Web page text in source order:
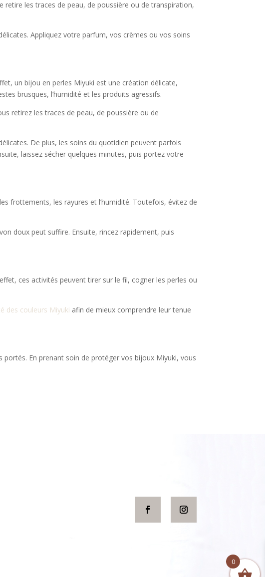
les traces de peau, de poussière ou de transpiration,
Appliquez votre parfum, vos crèmes ou vos soins
un bijou en perles Miyuki est une création délicate,
brusques, l’humidité et les produits agressifs.
retirez les traces de peau, de poussière ou de
De plus, les soins du quotidien peuvent parfois
laissez sécher quelques minutes, puis portez votre
frottements, les rayures et l’humidité. Toutefois, évitez de
doux peut suffire. Ensuite, rincez rapidement, puis
ces activités peuvent tirer sur le fil, cogner les perles ou
des couleurs Miyuki afin de mieux comprendre leur tenue
En prenant soin de protéger vos bijoux Miyuki, vous
0